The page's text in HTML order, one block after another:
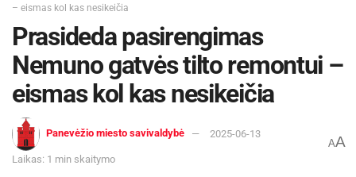
– eismas kol kas nesikeičia
Prasideda pasirengimas
Nemuno gatvės tilto remontui –
eismas kol kas nesikeičia
Panevėžio miesto savivaldybė 2025-06-13
Laikas: 1 min skaitymo
AA